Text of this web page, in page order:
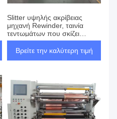
Slitter υψηλής ακρίβειας
μηχανή Rewinder, ταινία
τεντωμάτων που σκίζει
ξανατυλίγοντας τη μηχανή
Βρείτε την καλύτερη τιμή